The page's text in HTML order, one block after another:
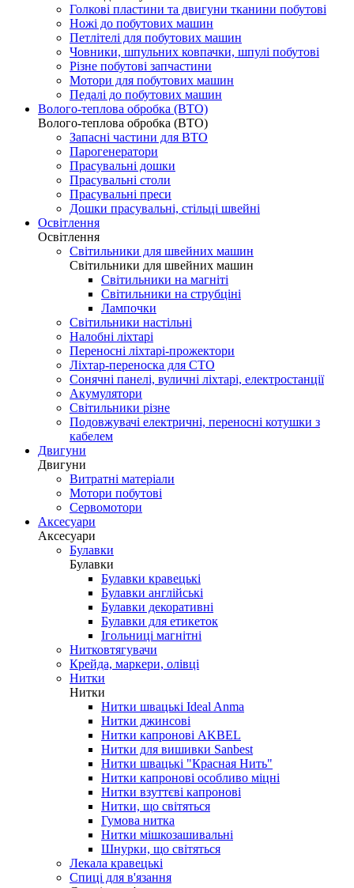
Голкові пластини та двигуни тканини побутові
Ножі до побутових машин
Петлітелі для побутових машин
Човники, шпульних ковпачки, шпулі побутові
Різне побутові запчастини
Мотори для побутових машин
Педалі до побутових машин
Волого-теплова обробка (ВТО)
Волого-теплова обробка (ВТО)
Запасні частини для ВТО
Парогенератори
Прасувальні дошки
Прасувальні столи
Прасувальні преси
Дошки прасувальні, стільці швейні
Освітлення
Освітлення
Світильники для швейних машин
Світильники для швейних машин
Світильники на магніті
Світильники на струбціні
Лампочки
Світильники настільні
Налобні ліхтарі
Переносні ліхтарі-прожектори
Ліхтар-переноска для СТО
Сонячні панелі, вуличні ліхтарі, електростанції
Акумулятори
Світильники різне
Подовжувачі електричні, переносні котушки з
кабелем
Двигуни
Двигуни
Витратні матеріали
Мотори побутові
Сервомотори
Аксесуари
Аксесуари
Булавки
Булавки
Булавки кравецькі
Булавки англійські
Булавки декоративні
Булавки для етикеток
Ігольниці магнітні
Нитковтягувачи
Крейда, маркери, олівці
Нитки
Нитки
Нитки швацькі Ideal Anma
Нитки джинсові
Нитки капронові AKBEL
Нитки для вишивки Sanbest
Нитки швацькі "Красная Нить"
Нитки капронові особливо міцні
Нитки взуттєві капронові
Нитки, що світяться
Гумова нитка
Нитки мішкозашивальні
Шнурки, що світяться
Лекала кравецькі
Cпиці для в'язання